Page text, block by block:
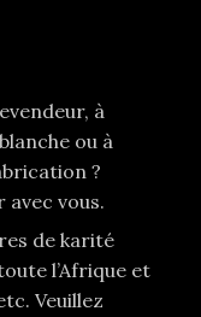
à
ou à
?
avec vous.
de karité
l’Afrique et
Veuillez